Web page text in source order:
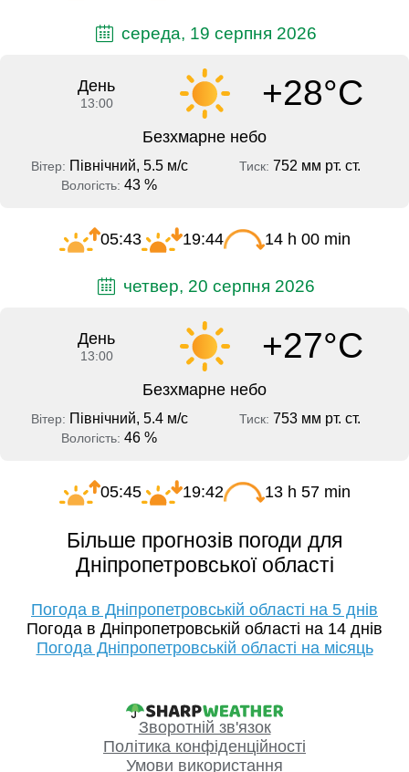
середа, 19 серпня 2026
День
13:00 +28°C
Безхмарне небо
Вітер: Північний, 5.5 м/с Тиск: 752 мм рт. ст.
Вологість: 43 %
05:43 19:44 14 h 00 min
четвер, 20 серпня 2026
День
13:00 +27°C
Безхмарне небо
Вітер: Північний, 5.4 м/с Тиск: 753 мм рт. ст.
Вологість: 46 %
05:45 19:42 13 h 57 min
Більше прогнозів погоди для
Дніпропетровської області
Погода в Дніпропетровській області на 5 днів
Погода в Дніпропетровській області на 14 днів
Погода Дніпропетровській області на місяць
Зворотній зв'язок
Політика конфіденційності
Умови використання